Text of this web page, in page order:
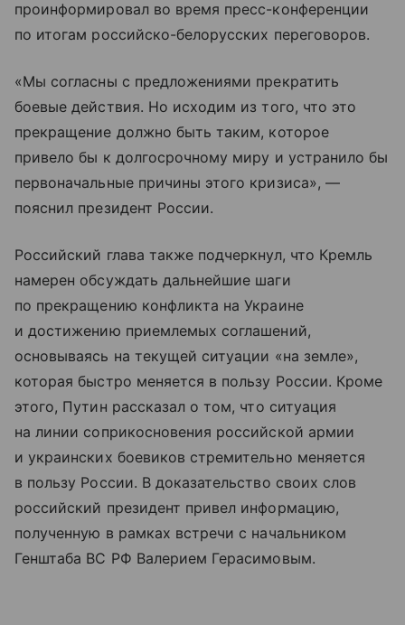
проинформировал во время пресс-конференции
по итогам российско-белорусских переговоров.
«Мы согласны с предложениями прекратить
боевые действия. Но исходим из того, что это
прекращение должно быть таким, которое
привело бы к долгосрочному миру и устранило бы
первоначальные причины этого кризиса», —
пояснил президент России.
Российский глава также подчеркнул, что Кремль
намерен обсуждать дальнейшие шаги
по прекращению конфликта на Украине
и достижению приемлемых соглашений,
основываясь на текущей ситуации «на земле»,
которая быстро меняется в пользу России. Кроме
этого, Путин рассказал о том, что ситуация
на линии соприкосновения российской армии
и украинских боевиков стремительно меняется
в пользу России. В доказательство своих слов
российский президент привел информацию,
полученную в рамках встречи с начальником
Генштаба ВС РФ Валерием Герасимовым.